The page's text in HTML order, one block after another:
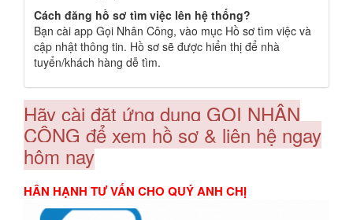
Cách đăng hồ sơ tìm việc lên hệ thống?
Bạn cài app Gọi Nhân Công, vào mục Hồ sơ tìm việc và
cập nhật thông tin. Hồ sơ sẽ được hiển thị để nhà
tuyển/khách hàng dễ tìm.
Hãy cài đặt ứng dụng GỌI NHÂN
CÔNG để xem hồ sơ & liên hệ ngay
hôm nay
HÂN HẠNH TƯ VẤN CHO QUÝ ANH CHỊ